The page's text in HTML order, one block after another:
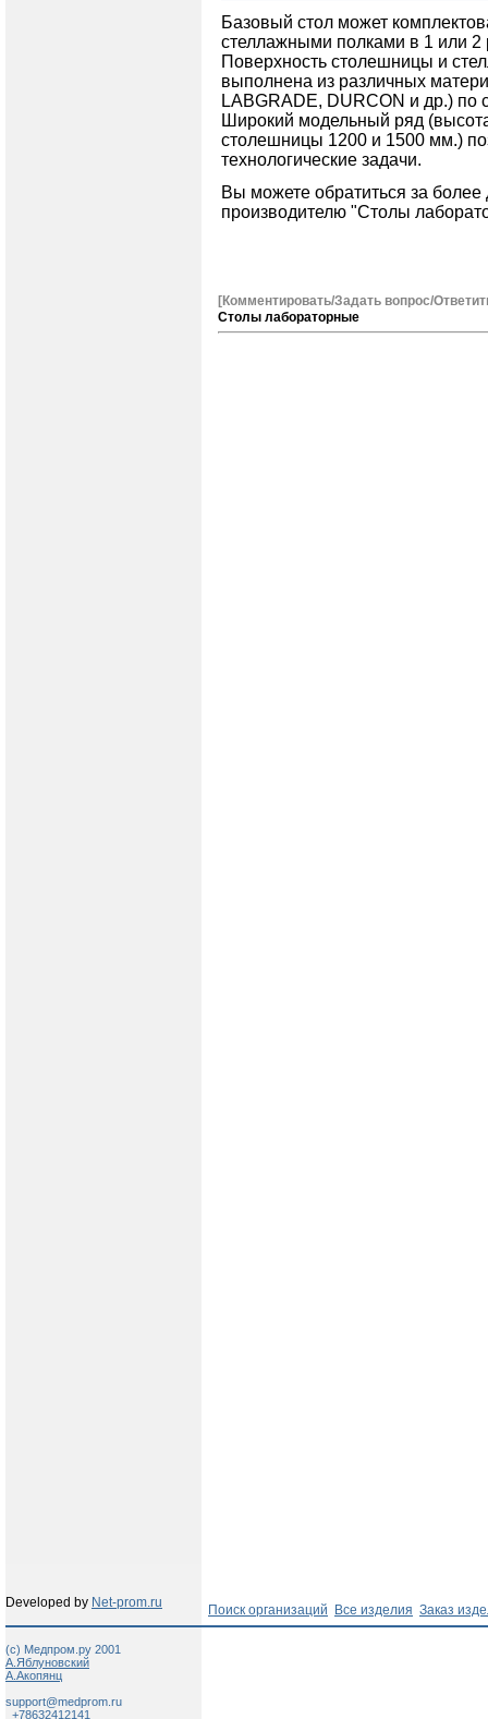
Базовый стол может
стеллажными полками в 1 или 2
Поверхность столешницы и
выполнена из различных
LABGRADE, DURCON и др.) по
Широкий модельный ряд
столешницы 1200 и 1500 мм.)
технологические задачи.
Вы можете обратиться за
производителю "Столы
[Комментировать/Задать вопрос/
Столы лабораторные
Developed by Net-prom.ru Поиск организаций Все изделия Заказ
(c) Медпром.ру 2001
А.Яблуновский
А.Акопянц
support@medprom.ru
+78632412141